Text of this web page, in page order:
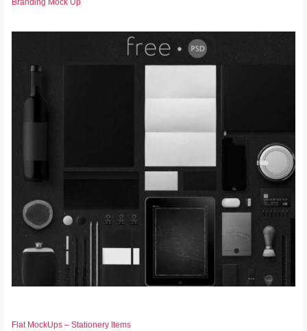
Branding Mock Up
Flat MockUps – Stationery Items